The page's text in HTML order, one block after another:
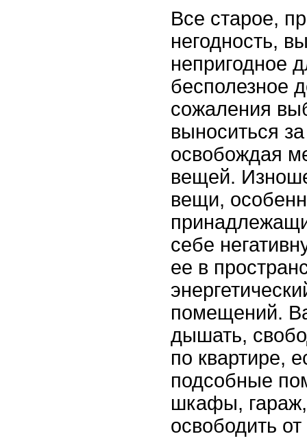
Все старое,
негодность,
непригодное
бесполезное
сожаления
выноситься
освобождая
вещей.
вещи,
себе
ее в
помещений.
дышать,
по квартире,
подсобные
шкафы,
освободить